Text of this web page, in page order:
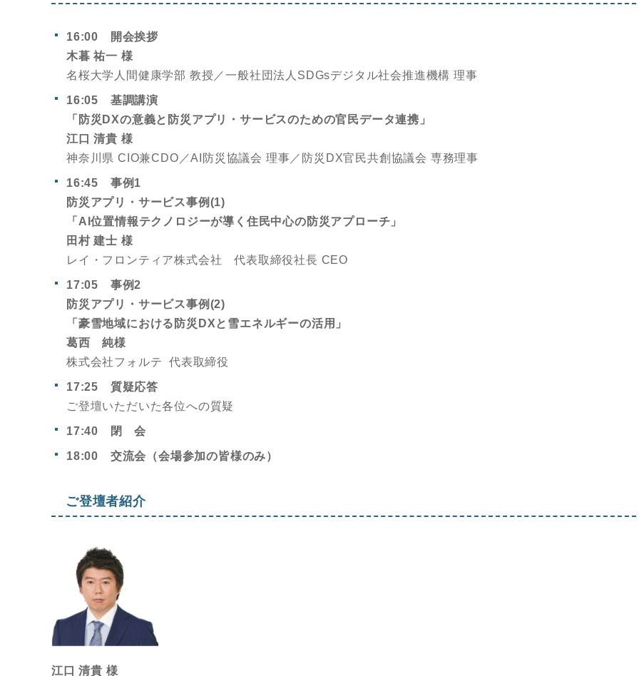
16:00 開会挨拶
木暮 祐一 様
名桜大学人間健康学部 教授／一般社団法人SDGsデジタル社会推進機構 理事
16:05 基調講演
「防災DXの意義と防災アプリ・サービスのための官民データ連携」
江口 清貴 様
神奈川県 CIO兼CDO／AI防災協議会 理事／防災DX官民共創協議会 専務理事
16:45 事例1
防災アプリ・サービス事例(1)
「AI位置情報テクノロジーが導く住民中心の防災アプローチ」
田村 建士 様
レイ・フロンティア株式会社 代表取締役社長 CEO
17:05 事例2
防災アプリ・サービス事例(2)
「豪雪地域における防災DXと雪エネルギーの活用」
葛西 純様
株式会社フォルテ 代表取締役
17:25 質疑応答
ご登壇いただいた各位への質疑
17:40 閉 会
18:00 交流会（会場参加の皆様のみ）
ご登壇者紹介
江口 清貴 様